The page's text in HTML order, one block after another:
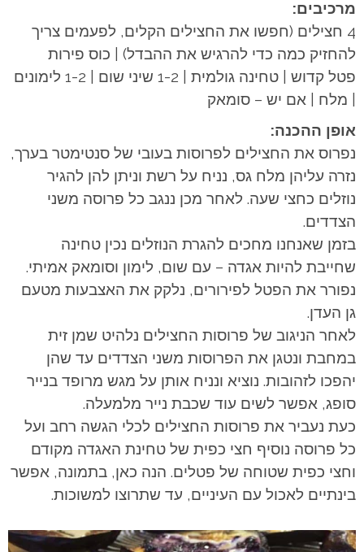
מרכיבים:
4 חצילים (חפשו את החצילים הקלים, לפעמים צריך
להחזיק כמה כדי להרגיש את ההבדל) | כוס פירות
פטל קדוש | טחינה גולמית | 1-2 שיני שום | 1-2 לימונים
| מלח | אם יש – סומאק
אופן ההכנה:
נפרוס את החצילים לפרוסות בעובי של סנטימטר בערך,
נזרה עליהן מלח גס, נניח על רשת וניתן להן להגיר
נוזלים כחצי שעה. לאחר מכן ננגב כל פרוסה משני
הצדדים.
בזמן שאנחנו מחכים להגרת הנוזלים נכין טחינה
שחייבת להיות אגדה – עם שום, לימון וסומאק אמיתי.
נפורר את הפטל לפירורים, נלקק את האצבעות מטעם
גן העדן.
לאחר הניגוב של פרוסות החצילים נלהיט שמן זית
במחבת ונטגן את הפרוסות משני הצדדים עד שהן
יהפכו לזהובות. נוציא ונניח אותן על מגש מרופד בנייר
סופג, אפשר לשים עוד שכבת נייר מלמעלה.
כעת נעביר את פרוסות החצילים לכלי הגשה רחב ועל
כל פרוסה נוסיף חצי כפית של טחינת האגדה מקודם
וחצי כפית שטוחה של פטלים. הנה כאן, בתמונה, אפשר
בינתיים לאכול עם העיניים, עד שתרוצו למשוכות.